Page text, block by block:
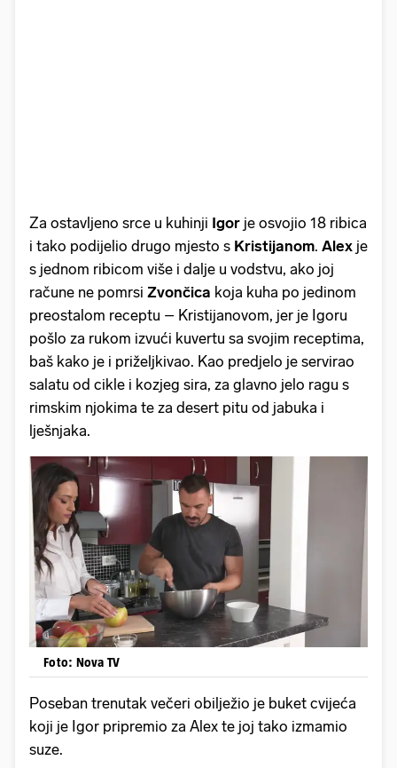
Za ostavljeno srce u kuhinji Igor je osvojio 18 ribica
i tako podijelio drugo mjesto s Kristijanom. Alex je
s jednom ribicom više i dalje u vodstvu, ako joj
račune ne pomrsi Zvončica koja kuha po jedinom
preostalom receptu – Kristijanovom, jer je Igoru
pošlo za rukom izvući kuvertu sa svojim receptima,
baš kako je i priželjkivao. Kao predjelo je servirao
salatu od cikle i kozjeg sira, za glavno jelo ragu s
rimskim njokima te za desert pitu od jabuka i
lješnjaka.
Foto: Nova TV
Poseban trenutak večeri obilježio je buket cvijeća
koji je Igor pripremio za Alex te joj tako izmamio
suze.